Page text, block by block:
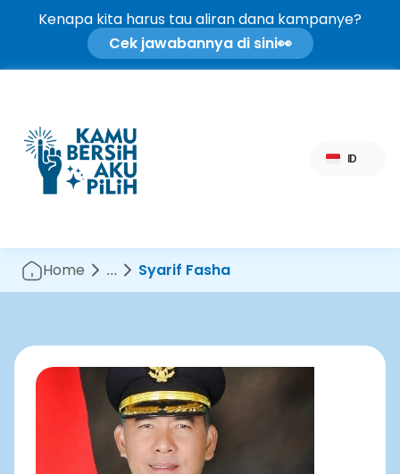
Kenapa kita harus tau aliran dana kampanye?
Cek jawabannya di sini👀
ID
Home … Syarif Fasha